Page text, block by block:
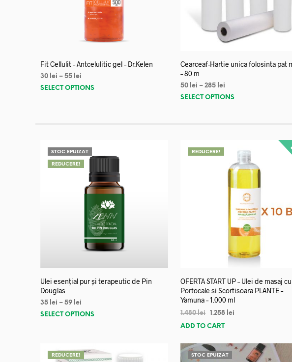
Fit Cellulit – Antcelulitic gel – Dr.Kelen
30 lei – 55 lei
SELECT OPTIONS
Cearceaf-Hartie unica folosinta pat
– 80 m
50 lei –285 lei
SELECT OPTIONS
STOC EPUIZAT
REDUCERE!
Ulei esențial pur și terapeutic de Pin
Douglas
35 lei – 59 lei
SELECT OPTIONS
REDUCERE!
OFERTA START UP – Ulei de masaj cu
Portocale si Scortisoara PLANTE –
Yamuna – 1.000 ml
1.480lei 1.258 lei
ADD TO CART
REDUCERE! STOC EPUIZAT